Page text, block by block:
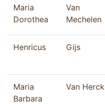
Maria
Dorothea
Van
Mechelen
Henricus Gijs
Maria
Barbara
Van Herck